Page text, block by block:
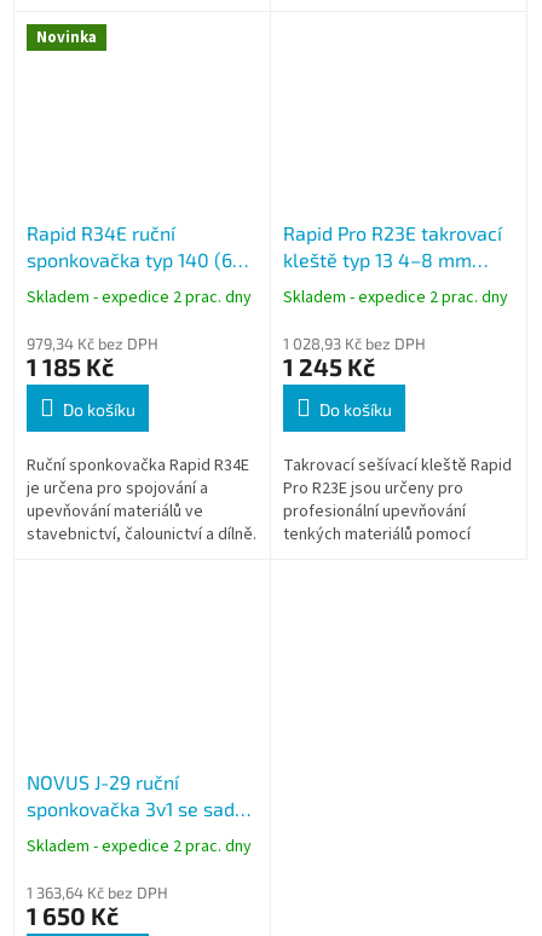
montážních činnostech. Díky
robustnímu tělu z...
Novinka
Rapid R34E ruční
sponkovačka typ 140 (6–
14 mm)
Skladem - expedice 2 prac. dny
979,34 Kč bez DPH
1 185 Kč
Do košíku
Ruční sponkovačka Rapid R34E
je určena pro spojování a
upevňování materiálů ve
stavebnictví, čalounictví a dílně.
Rapid Pro R23E takrovací
kleště typ 13 4–8 mm
stříbrná
Skladem - expedice 2 prac. dny
1 028,93 Kč bez DPH
1 245 Kč
Do košíku
Takrovací sešívací kleště Rapid
Pro R23E jsou určeny pro
profesionální upevňování
tenkých materiálů pomocí
NOVUS J-29 ruční
sponkovačka 3v1 se sadou
1800 sponek
Skladem - expedice 2 prac. dny
1 363,64 Kč bez DPH
1 650 Kč